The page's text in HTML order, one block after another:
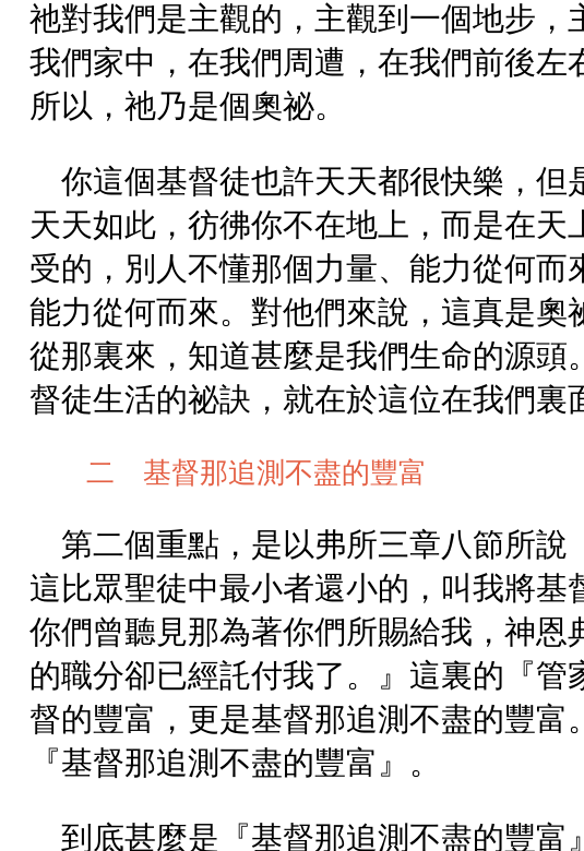
祂對我們是主觀的，主觀到一個地步
我們家中，在我們周遭，在我們前後左
所以，祂乃是個奧祕。
你這個基督徒也許天天都很快樂，
天天如此，彷彿你不在地上，而是在
受的，別人不懂那個力量、能力從何
能力從何而來。對他們來說，這真是
從那裏來，知道甚麼是我們生命的源
督徒生活的祕訣，就在於這位在我們裏
二 基督那追測不盡的豐富
第二個重點，是以弗所三章八節所
這比眾聖徒中最小者還小的，叫我將
你們曾聽見那為著你們所賜給我，神
的職分卻已經託付我了。』這裏的『
督的豐富，更是基督那追測不盡的豐
『基督那追測不盡的豐富』。
到底甚麼是『基督那追測不盡的豐